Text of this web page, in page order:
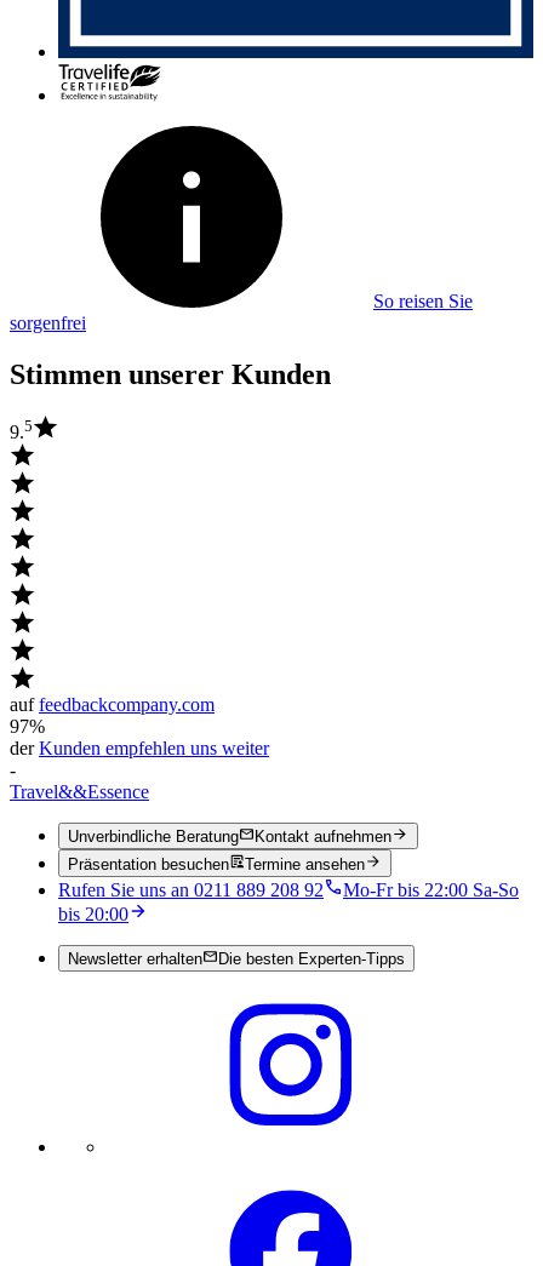
So reisen Sie
sorgenfrei
Stimmen unserer Kunden
9.5
auffeedbackcompany.com
97%
derKunden empfehlen uns weiter
-
Travel&&Essence
Unverbindliche Beratung
Kontakt aufnehmen
Präsentation besuchen
Termine ansehen
Rufen Sie uns an 0211 889 208 92
Mo-Fr bis 22:00 Sa-So
bis 20:00
Newsletter erhalten Die besten Experten-Tipps